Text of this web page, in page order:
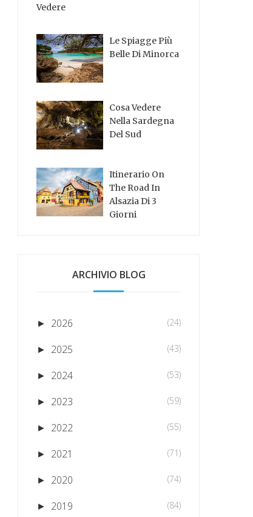
Vedere
Le Spiagge Più
Belle Di Minorca
Cosa Vedere
Nella Sardegna
Del Sud
Itinerario On
The Road In
Alsazia Di 3
Giorni
ARCHIVIO BLOG
► 2026 (24)
► 2025 (43)
► 2024 (53)
► 2023 (59)
► 2022 (55)
► 2021 (71)
► 2020 (74)
► 2019 (84)